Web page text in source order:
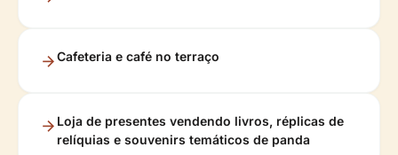
Cafeteria e café no terraço
Loja de presentes vendendo livros, réplicas de
relíquias e souvenirs temáticos de panda